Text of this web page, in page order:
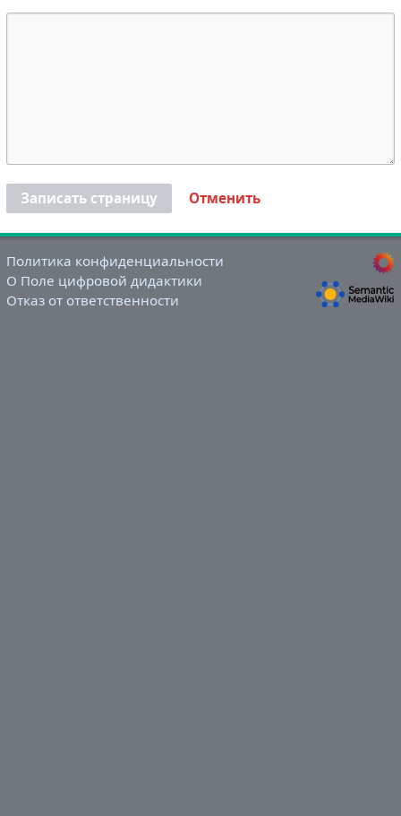
Записать страницу Отменить
Политика конфиденциальности
О Поле цифровой дидактики
Отказ от ответственности